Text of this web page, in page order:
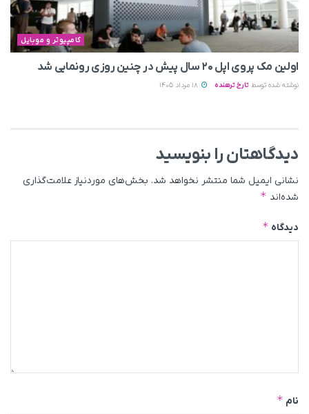
کامپیوتر و موبایل
اولین مک پروی اپل ۲۰ سال پیش در چنین روزی رونمایی شد
نوشته شده توسط تارخ ترهنده
دیدگاهتان را بنویسید
نشانی ایمیل شما منتشر نخواهد شد. بخش‌های موردنیاز علامت‌گذاری
شده‌اند *
دیدگاه *
نام *